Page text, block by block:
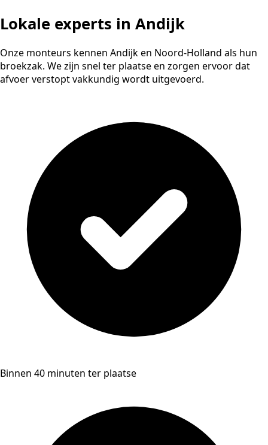
Lokale experts in Andijk
Onze monteurs kennen Andijk en Noord-Holland als hun
broekzak. We zijn snel ter plaatse en zorgen ervoor dat
afvoer verstopt vakkundig wordt uitgevoerd.
Binnen 40 minuten ter plaatse